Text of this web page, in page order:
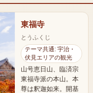
東福寺
とうふくじ
テーマ共通: 宇治・
伏見エリアの観光
山号恵日山、臨済宗
東福寺派の本山。本
尊は釈迦如来。開基